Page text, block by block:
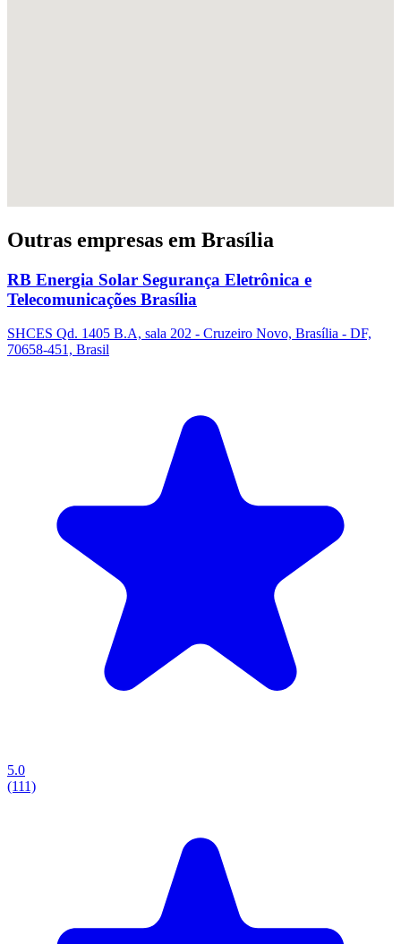
Outras empresas em Brasília
RB Energia Solar Segurança Eletrônica e
Telecomunicações Brasília
SHCES Qd. 1405 B.A, sala 202 - Cruzeiro Novo, Brasília - DF,
70658-451, Brasil
5.0
(111)